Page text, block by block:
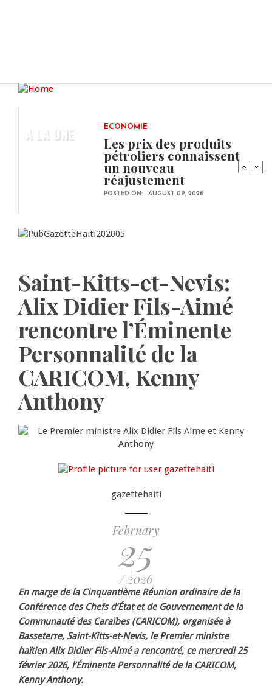
A LA UNE ECONOMIE
Les prix des produits
pétroliers connaissent
un nouveau
réajustement
POSTED ON: AUGUST 09, 2026
Saint-Kitts-et-Nevis:
Alix Didier Fils-Aimé
rencontre l’Éminente
Personnalité de la
CARICOM, Kenny
Anthony
gazettehaiti
February
25
/ 2026
En marge de la Cinquantième Réunion ordinaire de la
Conférence des Chefs d’État et de Gouvernement de la
Communauté des Caraïbes (CARICOM), organisée à
Basseterre, Saint-Kitts-et-Nevis, le Premier ministre
haïtien Alix Didier Fils-Aimé a rencontré, ce mercredi 25
février 2026, l’Éminente Personnalité de la CARICOM,
Kenny Anthony.